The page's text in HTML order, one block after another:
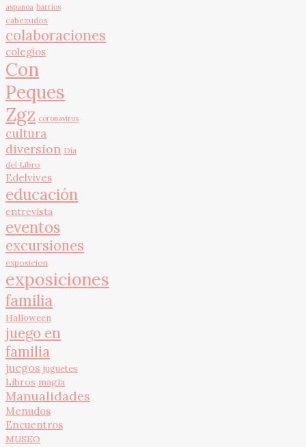
aspanoa barrios
cabezudos
colaboraciones
colegios
Con
Peques
Zgz coronavirus
cultura
diversion Día
del Libro
Edelvives
educación
entrevista
eventos
excursiones
exposicion
exposiciones
familia
Halloween
juego en
familia
juegos juguetes
Libros magia
Manualidades
Menudos
Encuentros
MUSEO